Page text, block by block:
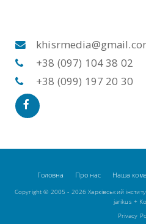
+38 (097) 104 38 02
+38 (099) 197 20 30
Головна Про нас Наша
Copyright © 2005 - 2026 Харківський
jarikus+
Privacy